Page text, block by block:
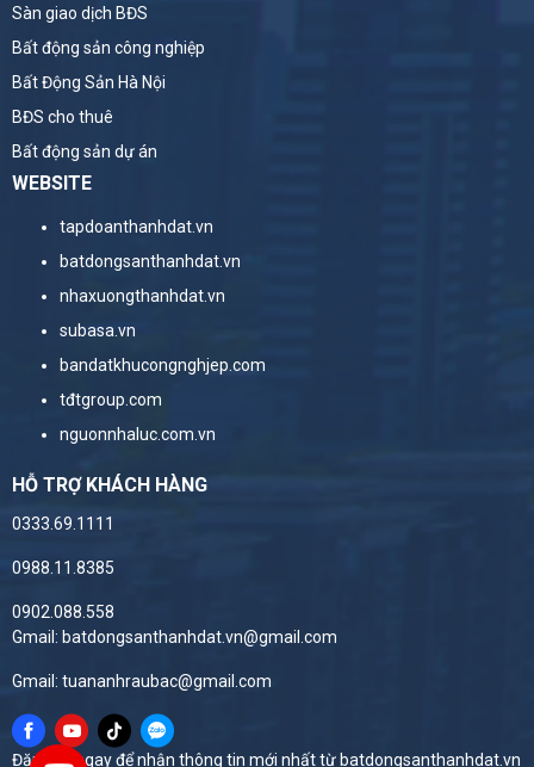
Sàn giao dịch BĐS
Bất động sản công nghiệp
Bất Động Sản Hà Nội
BĐS cho thuê
Bất động sản dự án
WEBSITE
tapdoanthanhdat.vn
batdongsanthanhdat.vn
nhaxuongthanhdat.vn
subasa.vn
bandatkhucongnghjep.com
tđtgroup.com
nguonnhaluc.com.vn
HỖ TRỢ KHÁCH HÀNG
0333.69.1111
0988.11.8385
0902.088.558
Gmail: batdongsanthanhdat.vn@gmail.com
Gmail: tuananhraubac@gmail.com
Đăng ký ngay để nhận thông tin mới nhất từ batdongsanthanhdat.vn